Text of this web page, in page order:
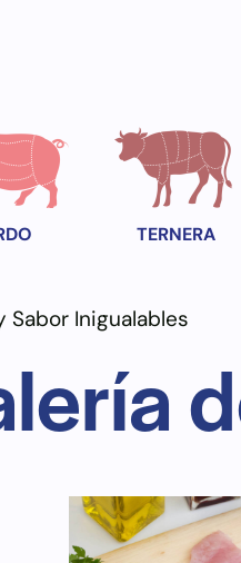
TERNERA
Sabor Inigualables